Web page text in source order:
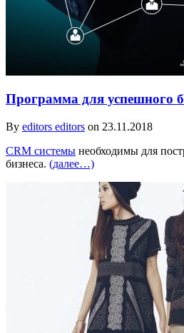
Программа для успешного
By editors editors on 23.11.2018
CRM системы необходимы для
бизнеса. (далее…)